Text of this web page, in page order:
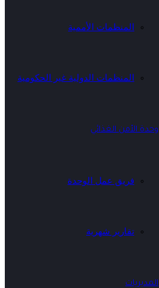
المنظمات الأممية
المنظمات الدولية غير الحكومية
وحدة الأمن الغذائي
فريق عمل الوحدة
تقارير شهرية
المديريات